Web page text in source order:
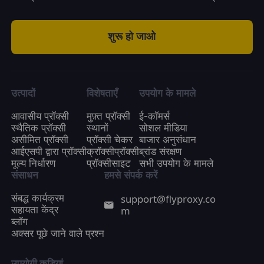
शुरू हो जाओ
उत्पादों
आवासीय प्रॉक्सी
स्थैतिक प्रॉक्सी
असीमित प्रॉक्सी
आईएसपी द्वारा प्रॉक्सी
मूल्य निर्धारण
विशेषताएँ
मुफ़्त प्रॉक्सी
स्थानों
प्रॉक्सी चेकर
क्रॉक्सीप्रॉक्सी
प्रॉक्सीसाइट
उपयोग के मामले
ई-कॉमर्स
सोशल मीडिया
बाजार अनुसंधान
ब्रांड संरक्षण
सभी उपयोग के मामले
संसाधन
संबद्ध कार्यक्रम
सहायता केंद्र
ब्लॉग
अक्सर पूछे जाने वाले प्रश्न
हमसे संपर्क करें
support@flyproxy.co
m